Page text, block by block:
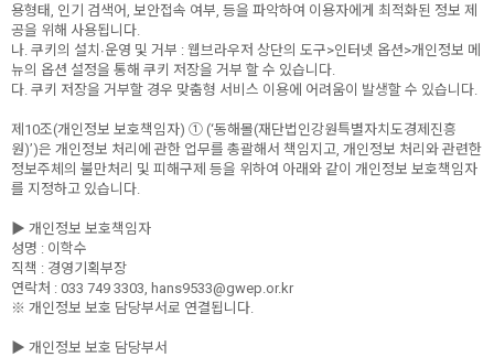
용형태, 인기 검색어, 보안접속 여부, 등을 파악하여 이용자에게 최적화된 정보 제
공을 위해 사용됩니다.
나. 쿠키의 설치∙운영 및 거부 : 웹브라우저 상단의 도구>인터넷 옵션>개인정보 메
뉴의 옵션 설정을 통해 쿠키 저장을 거부 할 수 있습니다.
다. 쿠키 저장을 거부할 경우 맞춤형 서비스 이용에 어려움이 발생할 수 있습니다.
제10조(개인정보 보호책임자) ① (‘동해몰(재단법인강원특별자치도경제진흥
원)’)은 개인정보 처리에 관한 업무를 총괄해서 책임지고, 개인정보 처리와 관련한
정보주체의 불만처리 및 피해구제 등을 위하여 아래와 같이 개인정보 보호책임자
를 지정하고 있습니다.
▶ 개인정보 보호책임자
성명 : 이학수
직책 : 경영기획부장
연락처 : 033 749 3303, hans9533@gwep.or.kr
※ 개인정보 보호 담당부서로 연결됩니다.
▶ 개인정보 보호 담당부서